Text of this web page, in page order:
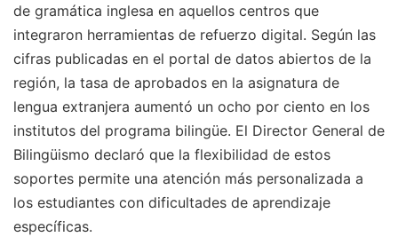
de gramática inglesa en aquellos centros que
integraron herramientas de refuerzo digital. Según las
cifras publicadas en el portal de datos abiertos de la
región, la tasa de aprobados en la asignatura de
lengua extranjera aumentó un ocho por ciento en los
institutos del programa bilingüe. El Director General de
Bilingüismo declaró que la flexibilidad de estos
soportes permite una atención más personalizada a
los estudiantes con dificultades de aprendizaje
específicas.